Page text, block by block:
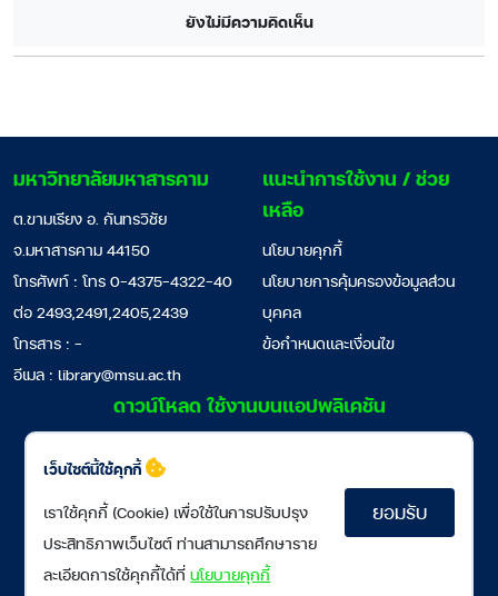
ยังไม่มีความคิดเห็น
เว็บไซต์นี้ใช้คุกกี้
เราใช้คุกกี้ (Cookie) เพื่อใช้ในการปรับปรุง
ประสิทธิภาพเว็บไซต์ ท่านสามารถศึกษาราย
ละเอียดการใช้คุกกี้ได้ที่นโยบายคุกกี้
ยอมรับ
มหาวิทยาลัยมหาสารคาม
ต.ขามเรียง อ. กันทรวิชัย
จ.มหาสารคาม 44150
โทรศัพท์ : โทร 0-4375-4322-40
ต่อ 2493,2491,2405,2439
โทรสาร : -
อีเมล : library@msu.ac.th
แนะนำการใช้งาน / ช่วย
เหลือ
นโยบายคุกกี้
นโยบายการคุ้มครองข้อมูลส่วน
บุคคล
ข้อกำหนดและเงื่อนไข
ดาวน์โหลด ใช้งานบนแอปพลิเคชัน